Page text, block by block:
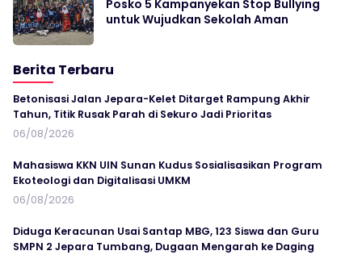
Posko 5 Kampanyekan Stop Bullying
untuk Wujudkan Sekolah Aman
Berita Terbaru
Betonisasi Jalan Jepara-Kelet Ditarget Rampung Akhir
Tahun, Titik Rusak Parah di Sekuro Jadi Prioritas
06/08/2026
Mahasiswa KKN UIN Sunan Kudus Sosialisasikan Program
Ekoteologi dan Digitalisasi UMKM
06/08/2026
Diduga Keracunan Usai Santap MBG, 123 Siswa dan Guru
SMPN 2 Jepara Tumbang, Dugaan Mengarah ke Daging